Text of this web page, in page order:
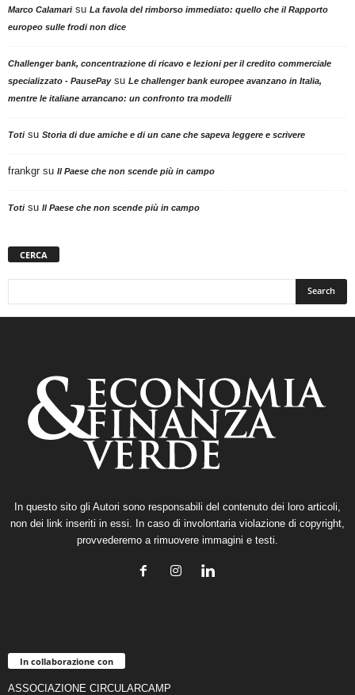
Marco Calamarisu La favola del rimborso immediato: quello che il Rapporto
europeo sulle frodi non dice
Challenger bank, concentrazione di ricavo e lezioni per il credito commerciale
specializzato - PausePaysu Le challenger bank europee avanzano in Italia,
mentre le italiane arrancano: un confronto tra modelli
Totisu Storia di due amiche e di un cane che sapeva leggere e scrivere
frankgr su Il Paese che non scende più in campo
Totisu Il Paese che non scende più in campo
CERCA
In questo sito gli Autori sono responsabili del contenuto dei loro articoli,
non dei link inseriti in essi. In caso di involontaria violazione di copyright,
provvederemo a rimuovere immagini e testi.
In collaborazione con
ASSOCIAZIONE CIRCULARCAMP